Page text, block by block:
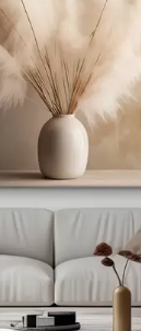
полотна
запаху
полотна